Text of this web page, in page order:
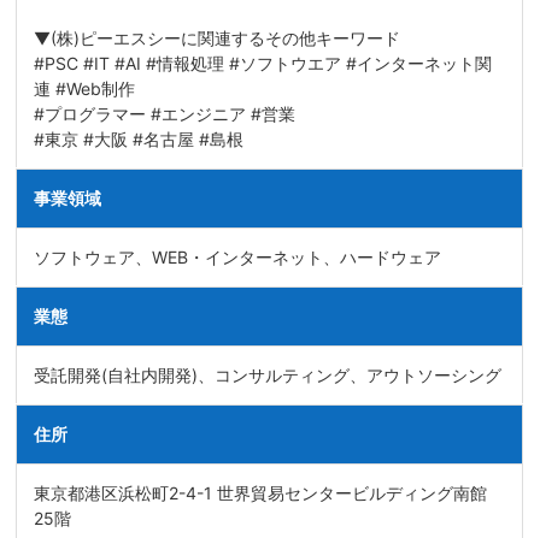
▼(株)ピーエスシーに関連するその他キーワード
#PSC #IT #AI #情報処理 #ソフトウエア #インターネット関
連 #Web制作
#プログラマー #エンジニア #営業
#東京 #大阪 #名古屋 #島根
事業領域
ソフトウェア、WEB・インターネット、ハードウェア
業態
受託開発(自社内開発)、コンサルティング、アウトソーシング
住所
東京都港区浜松町2-4-1 世界貿易センタービルディング南館
25階